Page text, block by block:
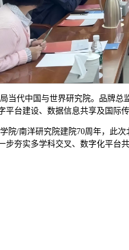
当代中国与世界研究院。品牌
平台建设、数据信息共享及国际
院/南洋研究院建院70周年，此
步夯实多学科交叉、数字化平台